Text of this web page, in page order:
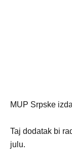
MUP Srpske
Taj dodatak bi
julu.